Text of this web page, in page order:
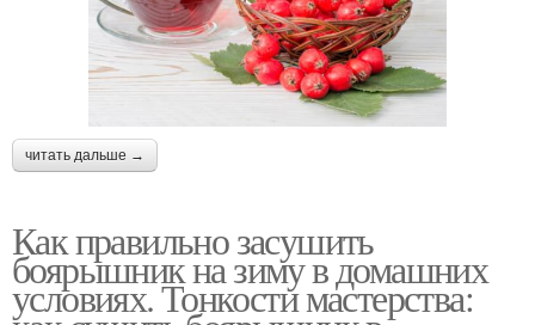
читать дальше →
Как правильно засушить
боярышник на зиму в домашних
условиях. Тонкости мастерства: